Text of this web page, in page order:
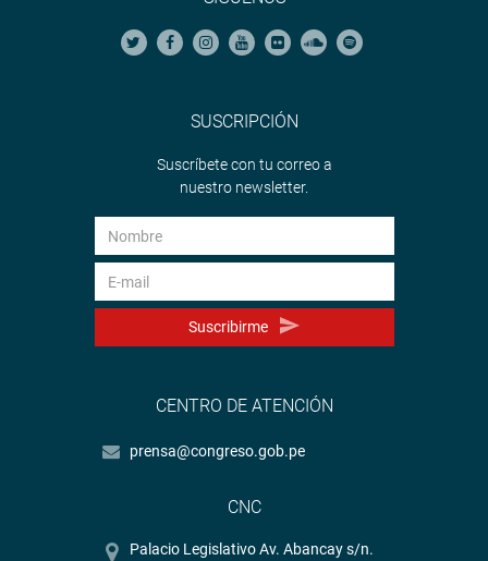
SUSCRIPCIÓN
Suscríbete con tu correo a
nuestro newsletter.
Suscribirme
CENTRO DE ATENCIÓN
prensa@congreso.gob.pe
CNC
Palacio Legislativo Av. Abancay s/n.